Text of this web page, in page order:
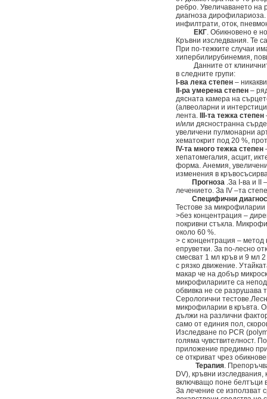
ребро. Увеличаването на
диагноза
инфилтрати, оток,
ЕКГ. Обикновено е
Кръвни изследвания. Те
При по-тежките случаи
хипербилирубинемия,
Данните от клиничните
в следните групи:
І-ва лека степен –
ІІ-ра умерена степен –
дясната камера на
(алвеоларни и
лента.
ІІІ-та тежка степен
и/или дясностранна
увеличени пулмонарни
хематокрит под 20 %,
ІV-та много тежка степен
хепатомегалия, асцит,
форма. Анемия,
изменения в
Прогноза .За I-ва и II
лечението. За IV –та
Специфични
Тестове за
>без концентрация –
покривни стъкла.
около 60 %.
> с концентрация –
епруветки. За по-лесно
смесват 1 мл кръв и 9 мл
с рязко движение.
макар че на добър
микрофилариите са
обвивка не се разрушава
Серологични
микрофиларии в кръвта.
дължи на различни
само от единия пол,
Изследване по PCR
голяма чувствителност.
приложение предимно
се откриват чрез
Терапия.
DV), кръвни
включващо поне белтъци
За лечение се използват